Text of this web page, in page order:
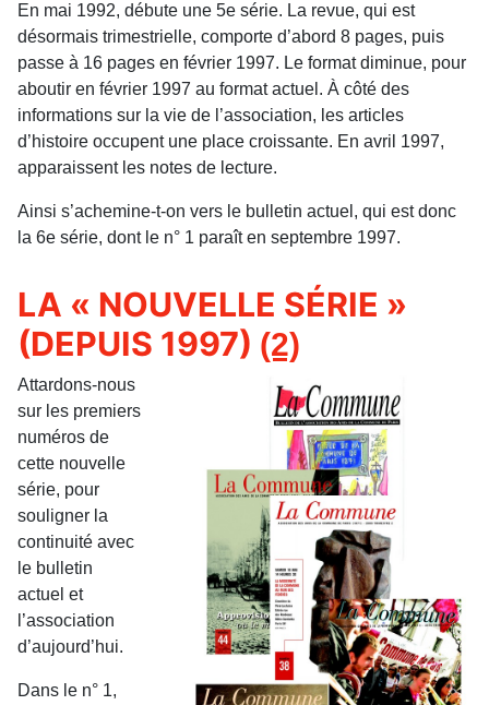
En mai 1992, débute une 5e série. La revue, qui est
désormais trimestrielle, comporte d’abord 8 pages, puis
passe à 16 pages en février 1997. Le format diminue, pour
aboutir en février 1997 au format actuel. À côté des
informations sur la vie de l’association, les articles
d’histoire occupent une place croissante. En avril 1997,
apparaissent les notes de lecture.
Ainsi s’achemine-t-on vers le bulletin actuel, qui est donc
la 6e série, dont le n° 1 paraît en septembre 1997.
LA « NOUVELLE SÉRIE »
(DEPUIS 1997) (2)
Attardons-nous
sur les premiers
numéros de
cette nouvelle
série, pour
souligner la
continuité avec
le bulletin
actuel et
l’association
d’aujourd’hui.
Dans le n° 1,